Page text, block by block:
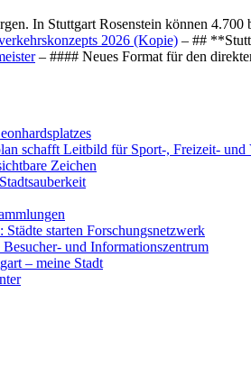
In Stuttgart Rosenstein können
2026 (Kopie) – ##
– #### Neues Format für den
schafft Leitbild für Sport-, Freizeit- und
Zeichen
starten Forschungsnetzwerk
und Informationszentrum
– meine Stadt